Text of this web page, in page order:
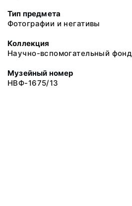
Тип предмета
Фотографии и негативы
Коллекция
Научно-вспомогательный фонд
Музейный номер
НВФ-1675/13